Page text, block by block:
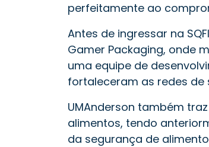
perfeitamente ao
Antes de ingressar na
Gamer Packaging, onde
uma equipe de
fortaleceram as redes de
UMAnderson também
alimentos, tendo
da segurança de